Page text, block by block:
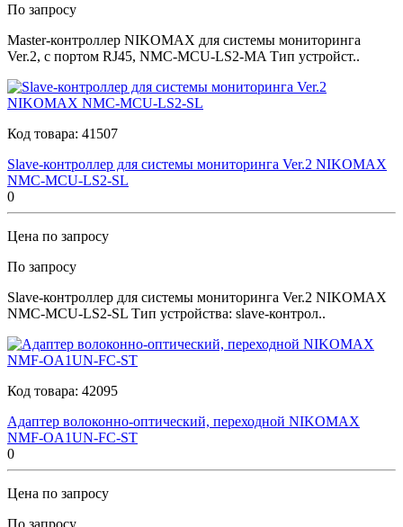
По запросу
Master-контроллер NIKOMAX для системы мониторинга
Ver.2, с портом RJ45, NMC-MCU-LS2-MA Тип устройст..
Код товара: 41507
Slave-контроллер для системы мониторинга Ver.2 NIKOMAX
NMC-MCU-LS2-SL
0
Цена по запросу
По запросу
Slave-контроллер для системы мониторинга Ver.2 NIKOMAX
NMC-MCU-LS2-SL Тип устройства: slave-контрол..
Код товара: 42095
Адаптер волоконно-оптический, переходной NIKOMAX
NMF-OA1UN-FC-ST
0
Цена по запросу
По запросу